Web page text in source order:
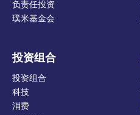
负责任投资
璞米基金会
投资组合
投资组合
科技
消费